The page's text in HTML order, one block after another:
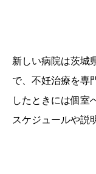
新しい病院は茨城
で、不妊治療を専
したときには個室
スケジュールや説